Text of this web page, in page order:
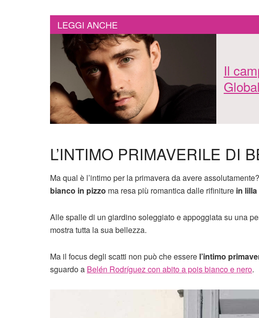
LEGGI ANCHE
Il
L’INTIMO PRIMAVERILE DI
Ma qual è l’intimo per la primavera da avere
bianco in pizzo ma resa più romantica dalle rifiniture in
Alle spalle di un giardino soleggiato e appoggiata su una
mostra tutta la sua bellezza.
Ma il focus degli scatti non può che essere l’intimo
sguardo a Belén Rodríguez con abito a pois bianco e nero.